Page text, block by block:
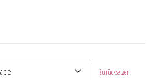
Zurücksetzen